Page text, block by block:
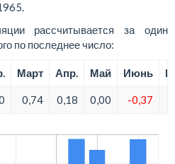
рассчитывается за один
по последнее число:
Март Апр. Май Июнь
0,74 0,18 0,00 -0,37